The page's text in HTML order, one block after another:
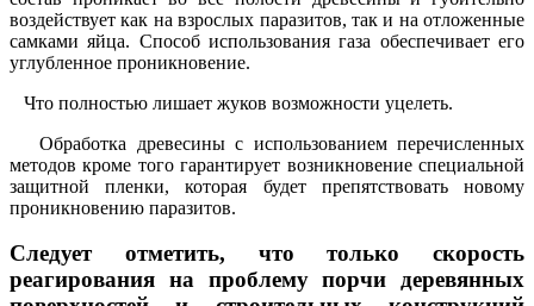
воздействует как на взрослых паразитов, так и на отложенные
самками яйца. Способ использования газа обеспечивает его
углубленное проникновение.
Что полностью лишает жуков возможности уцелеть.
Обработка древесины с использованием перечисленных
методов кроме того гарантирует возникновение специальной
защитной пленки, которая будет препятствовать новому
проникновению паразитов.
Следует отметить, что только скорость
реагирования на проблему порчи деревянных